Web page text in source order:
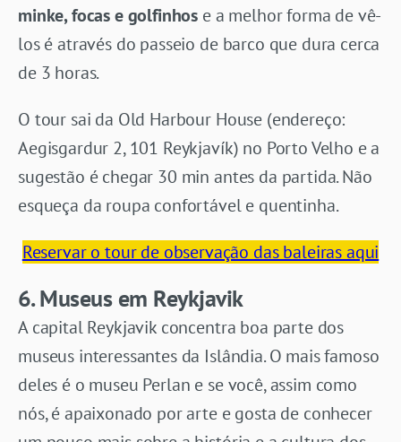
minke, focas e golfinhos e a melhor forma de vê-
los é através do passeio de barco que dura cerca
de 3 horas.
O tour sai da Old Harbour House (endereço:
Aegisgardur 2, 101 Reykjavík) no Porto Velho e a
sugestão é chegar 30 min antes da partida. Não
esqueça da roupa confortável e quentinha.
Reservar o tour de observação das baleiras aqui
6. Museus em Reykjavik
A capital Reykjavik concentra boa parte dos
museus interessantes da Islândia. O mais famoso
deles é o museu Perlan e se você, assim como
nós, é apaixonado por arte e gosta de conhecer